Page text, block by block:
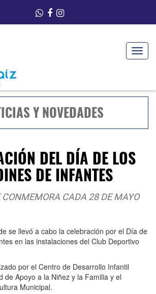
Toggle
Y NOVEDADES
DEL DÍA DE LOS
DE INFANTES
CADA 28 DE MAYO
se llevó a cabo la celebración por el Día de
en las instalaciones del Club Deportivo
por el Centro de Desarrollo Infantil
de Apoyo a la Niñez y la Familia y el
Municipal.